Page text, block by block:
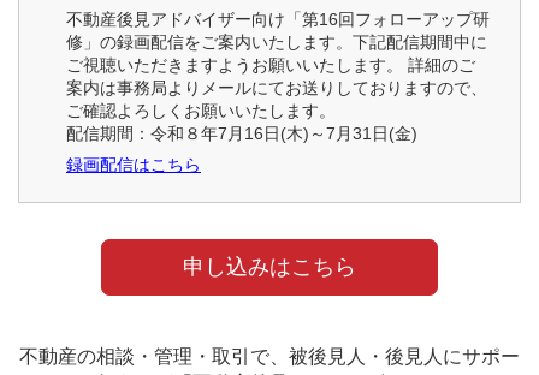
不動産後見アドバイザー向け「第16回フォローアップ研
修」の録画配信をご案内いたします。下記配信期間中に
ご視聴いただきますようお願いいたします。 詳細のご
案内は事務局よりメールにてお送りしておりますので、
ご確認よろしくお願いいたします。
配信期間：令和８年7月16日(木)～7月31日(金)
録画配信はこちら
申し込みはこちら
不動産の相談・管理・取引で、 被後見人・後見人にサポー